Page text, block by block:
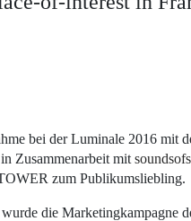
bei der Luminale 2016 mit
Zusammenarbeit mit
zum Publikumsliebling.
wurde die Marketingkampagne